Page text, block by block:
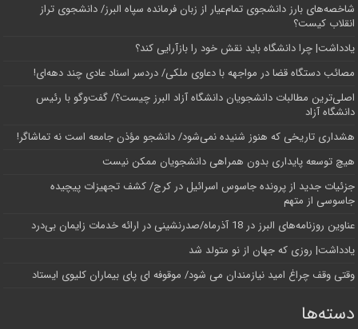
شاخصه‌های بارز دانشجوی تمام‌عیار از زبان فرمانده سپاه البرز/ دانشجوی تراز
انقلاب کیست؟
یادداشت| چرا دانشگاه باید نقش خود را بازآرایی کند؟
مصائب دستگاه قضا در مواجهه با دعاوی ملکی/ دردسر اسناد عادی چند‌ دهه‌ای!
اصلی‌ترین مطالبات دانشجویان دانشگاه آزاد البرز چیست؟/ گفت‌وگو با رئیس
دانشگاه آز‌اد
هشداری تاریخی که هنوز شنیده نمی‌شود/ دانشجو مؤذن جامعه است نه تماشاگر!
هیچ توسعه پایداری بدون همراهی دانشجویان ممکن نیست
جزئیات جدید از پرونده جاسوس اسرائیل در کرج/‌ کشف تجهیزات پیچیده
جاسوسی از متهم
عناوین روزنامه‌های البرز در ‌18 آذرماه/صدرنشینی در ارائه خدمات زایمان بی‌درد
یادداشت| روزی که جهان از نو متولد شد
وقتی وقف چراغ امید نیازمندان می شود/ موقوفه ای پای بیماران کلیوی ایستاد
دسته‌ها